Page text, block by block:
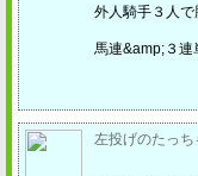
外人騎手３人で
馬連&amp;３連
左投げのたっ